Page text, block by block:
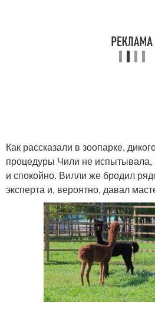
Как рассказали в зоопарке,
процедуры Чили не испытывала,
и спокойно. Вилли же бродил
эксперта и, вероятно, давал